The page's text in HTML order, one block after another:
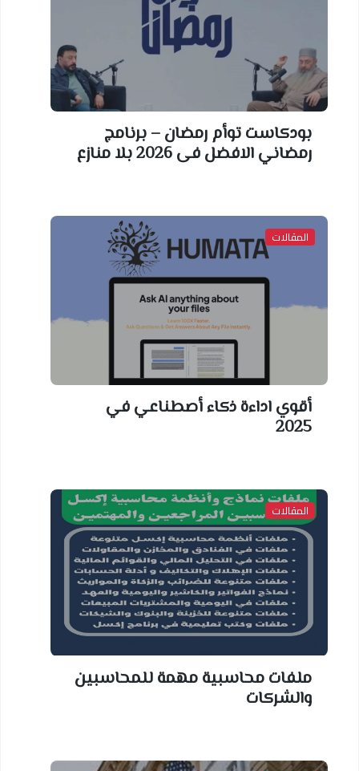
بودكاست توأم رمضان – برنامج
رمضاني الافضل فى 2026 بلا منازع
المقالات
أقوي اداءة ذكاء أصطناعي في
2025
المقالات
ملفات محاسبية مهمة للمحاسبين
والشركات